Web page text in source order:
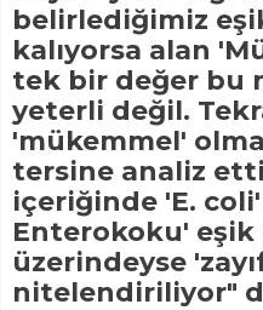
belirlediğimiz
kalıyorsa alan
tek bir değer bu
yeterli değil.
'mükemmel'
tersine analiz
içeriğinde 'E. coli'
Enterokoku'
üzerindeyse
nitelendiriliyor"